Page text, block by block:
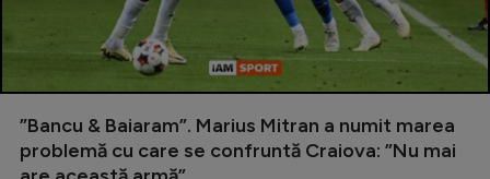
”Bancu & Baiaram”. Marius Mitran a numit marea
problemă cu care se confruntă Craiova: ”Nu mai